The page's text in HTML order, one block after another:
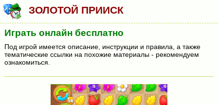
ЗОЛОТОЙ ПРИИСК
Играть онлайн бесплатно
Под игрой имеется описание, инструкции и правила, а также
тематические ссылки на похожие материалы - рекомендуем
ознакомиться.